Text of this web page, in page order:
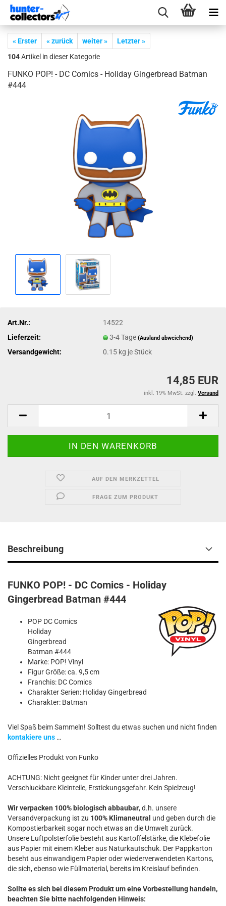
« Erster « zurück weiter »
Letzter »
104Artikel in dieser Kategorie
FUNKO POP! - DC Co­mics - Ho­li­day Gin­ger­bread Bat­man
#444
Art.Nr.:
14522
Lieferzeit:
3-4 Tage(Ausland abweichend)
Versandgewicht: 0.15 kg je Stück
14,85 EUR
inkl. 19% MwSt. zzgl. Versand
AUF DEN MERKZETTEL
FRAGE ZUM PRODUKT
Beschreibung
FUNKO POP! - DC Comics - Holiday
Gingerbread Batman #444
POP DC Comics
Holiday
Gingerbread
Batman #444
Marke: POP! Vinyl
Figur Größe: ca. 9,5 cm
Franchis: DC Comics
Charakter Serien: Holiday Gingerbread
Charakter: Batman
Viel Spaß beim Sammeln! Solltest du etwas suchen und nicht finden
kontakiere uns …
Offizielles Produkt von Funko
ACHTUNG: Nicht geeignet für Kinder unter drei Jahren.
Verschluckbare Kleinteile, Erstickungsgefahr. Kein Spielzeug!
Wir verpacken 100% biologisch abbaubar, d.h. unsere
Versandverpackung ist zu 100% Klimaneutral und geben durch die
Kompostierbarkeit sogar noch etwas an die Umwelt zurück.
Unsere Luftpolsterfolie besteht aus Kartoffelstärke, die Klebefolie
aus Papier mit einem Kleber aus Naturkautschuk. Der Pappkarton
beseht aus einwandigem Papier oder wiederverwendeten Kartons,
die sich, ebenso wie Füllmaterial, bereits im Kreislauf befinden.
Sollte es sich bei diesem Produkt um eine Vorbestellung handeln,
beachten Sie bitte nachfolgenden Hinweis: